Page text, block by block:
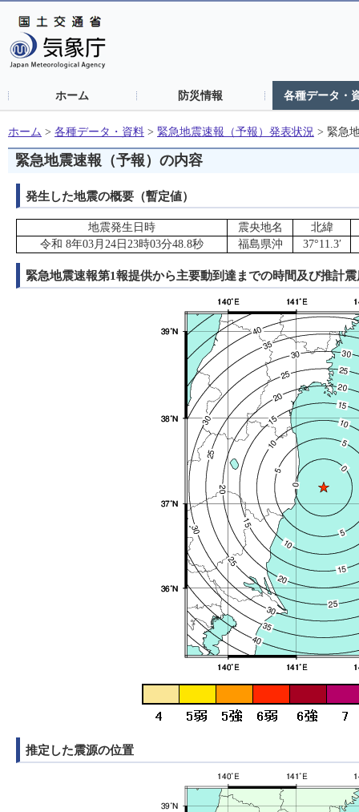
ホーム 防災情報 各種データ・
ホーム > 各種データ・資料 > 緊急地震速報（予報）発表状況 > 緊急
緊急地震速報（予報）の内容
発生した地震の概要（暫定値）
地震発生日時 震央地名
北緯
令和 8年03月24日23時03分48.8秒
福島県沖 37°11.3′
緊急地震速報第1報提供から主要動到達までの時間及び推計
推定した震源の位置